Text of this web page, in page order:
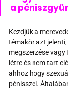
a
Kezdjük a
témakör azt
megszerzése
létre és nem tart
ahhoz hogy
pénisszel.